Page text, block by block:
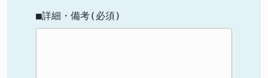
■詳細・備考(必須)